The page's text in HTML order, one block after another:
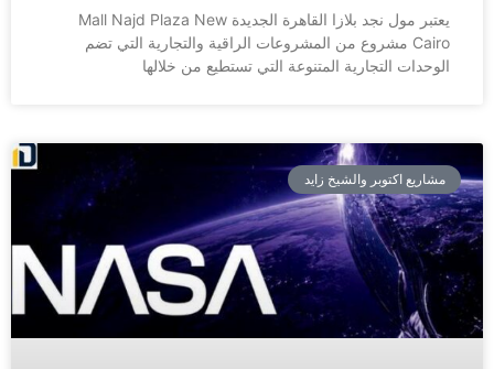
يعتبر مول نجد بلازا القاهرة الجديدة Mall Najd Plaza New
Cairo مشروع من المشروعات الراقية والتجارية التي تضم
الوحدات التجارية المتنوعة التي تستطيع من خلالها
مشاريع اكتوبر والشيخ زايد